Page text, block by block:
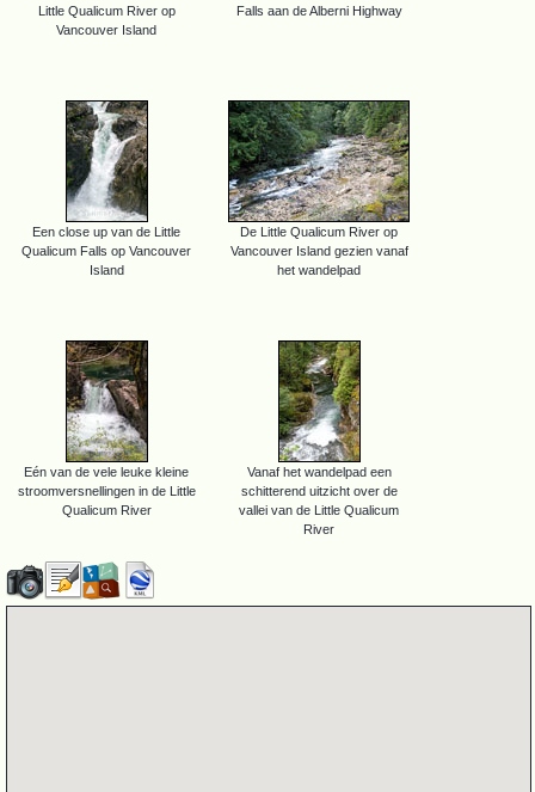
Little Qualicum River op
Vancouver Island
Falls aan de Alberni Highway
Een close up van de Little
Qualicum Falls op Vancouver
Island
De Little Qualicum River op
Vancouver Island gezien vanaf
het wandelpad
Eén van de vele leuke kleine
stroomversnellingen in de Little
Qualicum River
Vanaf het wandelpad een
schitterend uitzicht over de
vallei van de Little Qualicum
River